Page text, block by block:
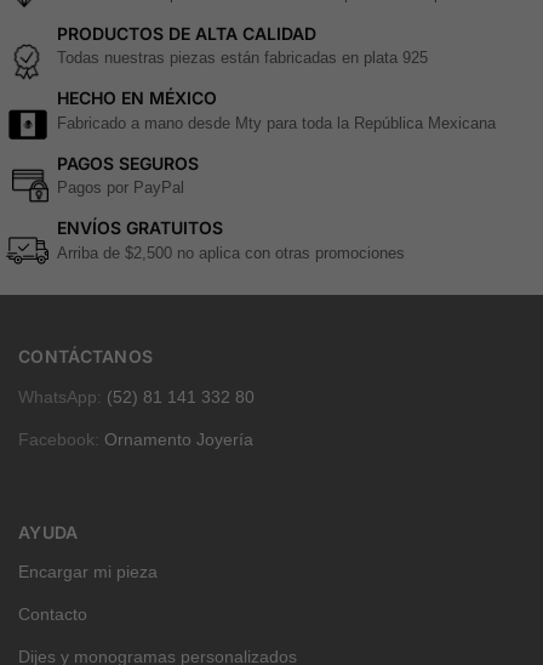
PRODUCTOS DE ALTA CALIDAD
Todas nuestras piezas están fabricadas en plata 925
HECHO EN MÉXICO
Fabricado a mano desde Mty para toda la República Mexicana
PAGOS SEGUROS
Pagos por PayPal
ENVÍOS GRATUITOS
Arriba de $2,500 no aplica con otras promociones
CONTÁCTANOS
WhatsApp: (52) 81 141 332 80
Facebook: Ornamento Joyería
AYUDA
Encargar mi pieza
Contacto
Dijes y monogramas personalizados